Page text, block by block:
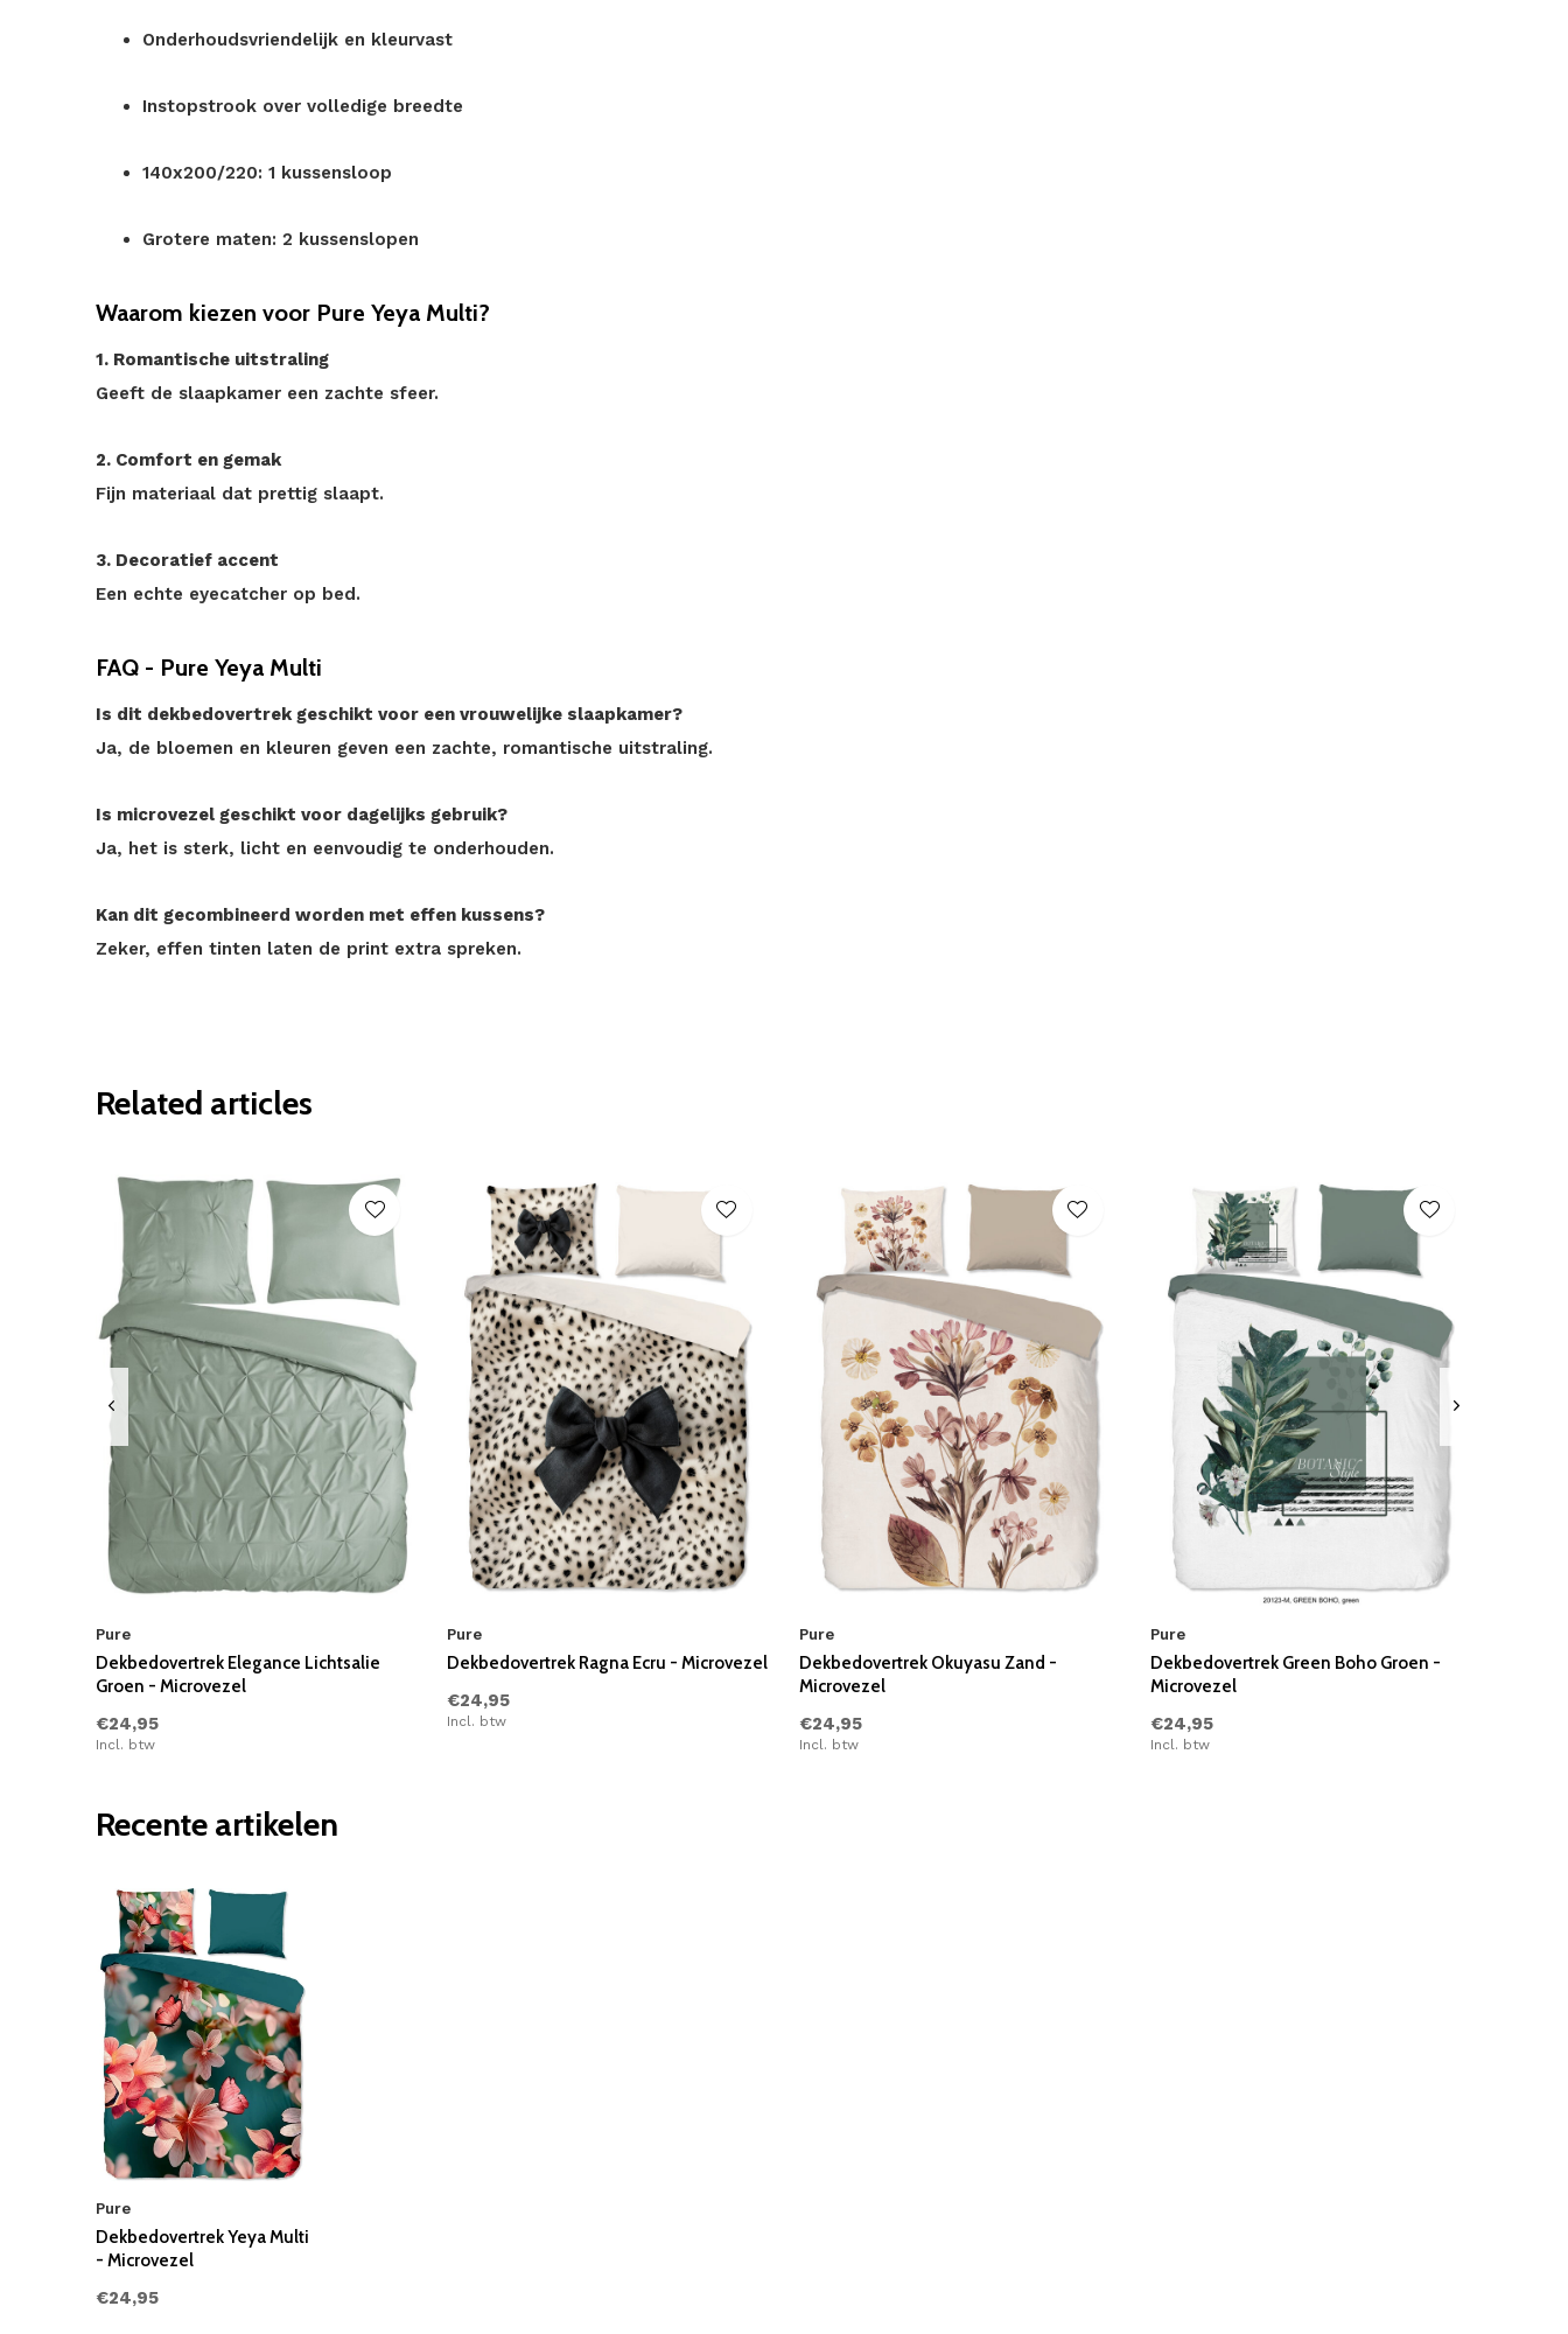
Onderhoudsvriendelijk en kleurvast
Instopstrook over volledige breedte
140x200/220: 1 kussensloop
Grotere maten: 2 kussenslopen
Waarom kiezen voor Pure Yeya Multi?
1. Romantische uitstraling
Geeft de slaapkamer een zachte sfeer.
2. Comfort en gemak
Fijn materiaal dat prettig slaapt.
3. Decoratief accent
Een echte eyecatcher op bed.
FAQ - Pure Yeya Multi
Is dit dekbedovertrek geschikt voor een vrouwelijke slaapkamer?
Ja, de bloemen en kleuren geven een zachte, romantische uitstraling.
Is microvezel geschikt voor dagelijks gebruik?
Ja, het is sterk, licht en eenvoudig te onderhouden.
Kan dit gecombineerd worden met effen kussens?
Zeker, effen tinten laten de print extra spreken.
Related articles
Pure
Dekbedovertrek Elegance Lichtsalie
Groen - Microvezel
€24,95
Incl. btw
Pure
Dekbedovertrek Ragna Ecru - Microvezel
€24,95
Incl. btw
Pure
Dekbedovertrek Okuyasu Zand -
Microvezel
€24,95
Incl. btw
Pure
Dekbedovertrek Green Boho Groen -
Microvezel
€24,95
Incl. btw
Recente artikelen
Pure
Dekbedovertrek Yeya Multi
- Microvezel
€24,95